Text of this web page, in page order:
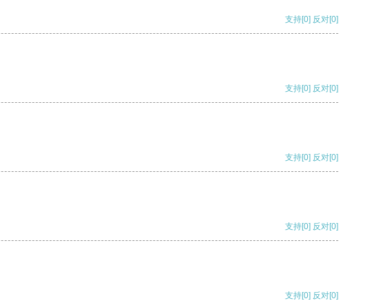
支持[0] 反对[0]
支持[0] 反对[0]
支持[0] 反对[0]
支持[0] 反对[0]
支持[0] 反对[0]